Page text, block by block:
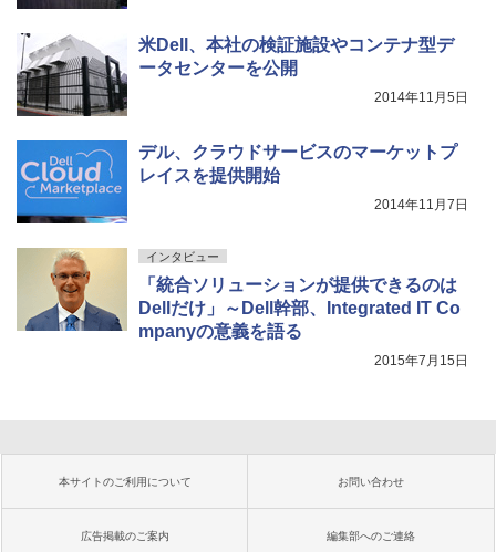
米Dell、本社の検証施設やコンテナ型デ
ータセンターを公開
2014年11月5日
デル、クラウドサービスのマーケットプ
レイスを提供開始
2014年11月7日
インタビュー
「統合ソリューションが提供できるのは
Dellだけ」～Dell幹部、Integrated IT Co
mpanyの意義を語る
2015年7月15日
本サイトのご利用について お問い合わせ
広告掲載のご案内 編集部へのご連絡